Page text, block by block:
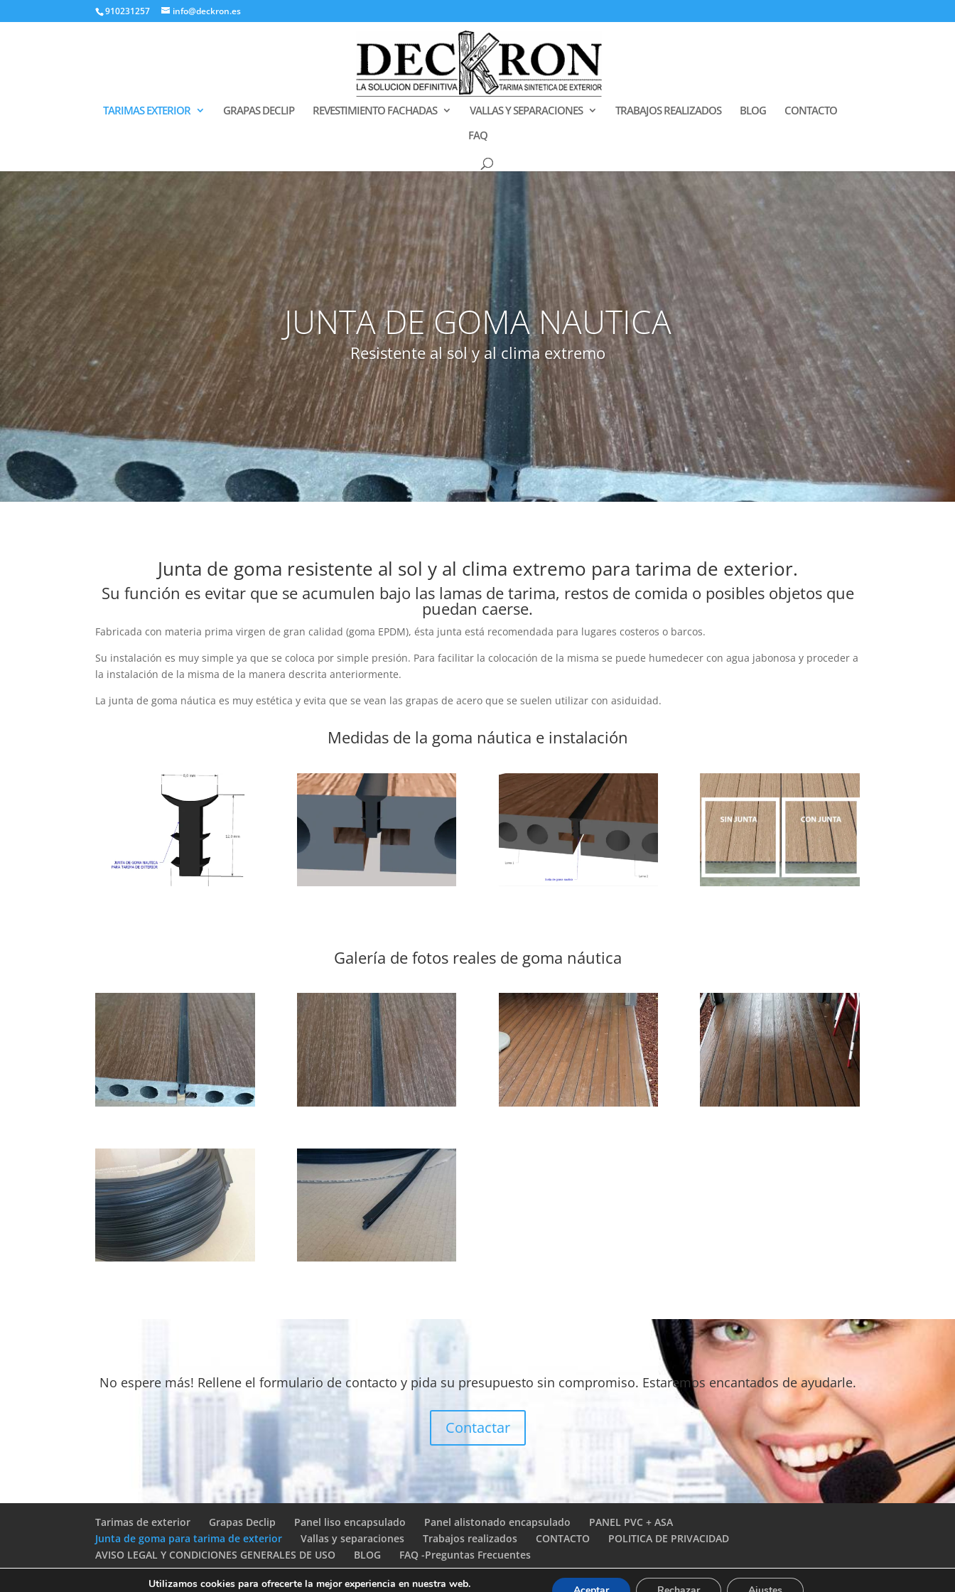
910231257 info@deckron.es
TARIMAS EXTERIOR GRAPAS DECLIP REVESTIMIENTO FACHADAS VALLAS Y SEPARACIONES TRABAJOS REALIZADOS BLOG
CONTACTO
FAQ
JUNTA DE GOMA NAUTICA
Resistente al sol y al clima extremo
Junta de goma resistente al sol y al clima extremo para tarima de exterior.
Su función es evitar que se acumulen bajo las lamas de tarima, restos de comida o posibles objetos que
puedan caerse.
Fabricada con materia prima virgen de gran calidad (goma EPDM), ésta junta está recomendada para lugares costeros o barcos.
Su instalación es muy simple ya que se coloca por simple presión. Para facilitar la colocación de la misma se puede humedecer con agua jabonosa y proceder a
la instalación de la misma de la manera descrita anteriormente.
La junta de goma náutica es muy estética y evita que se vean las grapas de acero que se suelen utilizar con asiduidad.
Medidas de la goma náutica e instalación
Galería de fotos reales de goma náutica
No espere más! Rellene el formulario de contacto y pida su presupuesto sin compromiso. Estaremos encantados de ayudarle.
Contactar
Tarimas de exterior Grapas Declip Panel liso encapsulado Panel alistonado encapsulado
PANEL PVC + ASA
Junta de goma para tarima de exterior
Vallas y separaciones Trabajos realizados CONTACTO
POLITICA DE PRIVACIDAD
AVISO LEGAL Y CONDICIONES GENERALES DE USO
BLOG FAQ -Preguntas Frecuentes
Utilizamos cookies para ofrecerte la mejor experiencia en nuestra web.